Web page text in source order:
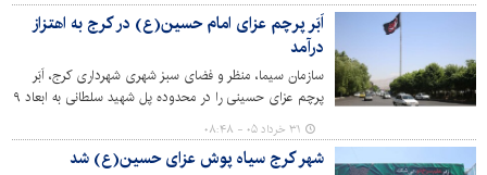
اَبَر پرچم عزای امام حسین(ع) در کرج به اهتزاز
درآمد
سازمان سیما، منظر و فضای سبز شهری شهرداری کرج، اَبَر
پرچم عزای حسینی را در محدوده پل شهید سلطانی به ابعاد ۹
در ۱۶ متر به نشانه عزا به اهتزاز درآورد. ۳۱ خرداد ۰۵ - ۰۸:۴۸
شهر کرج سیاه پوش عزای حسین(ع) شد